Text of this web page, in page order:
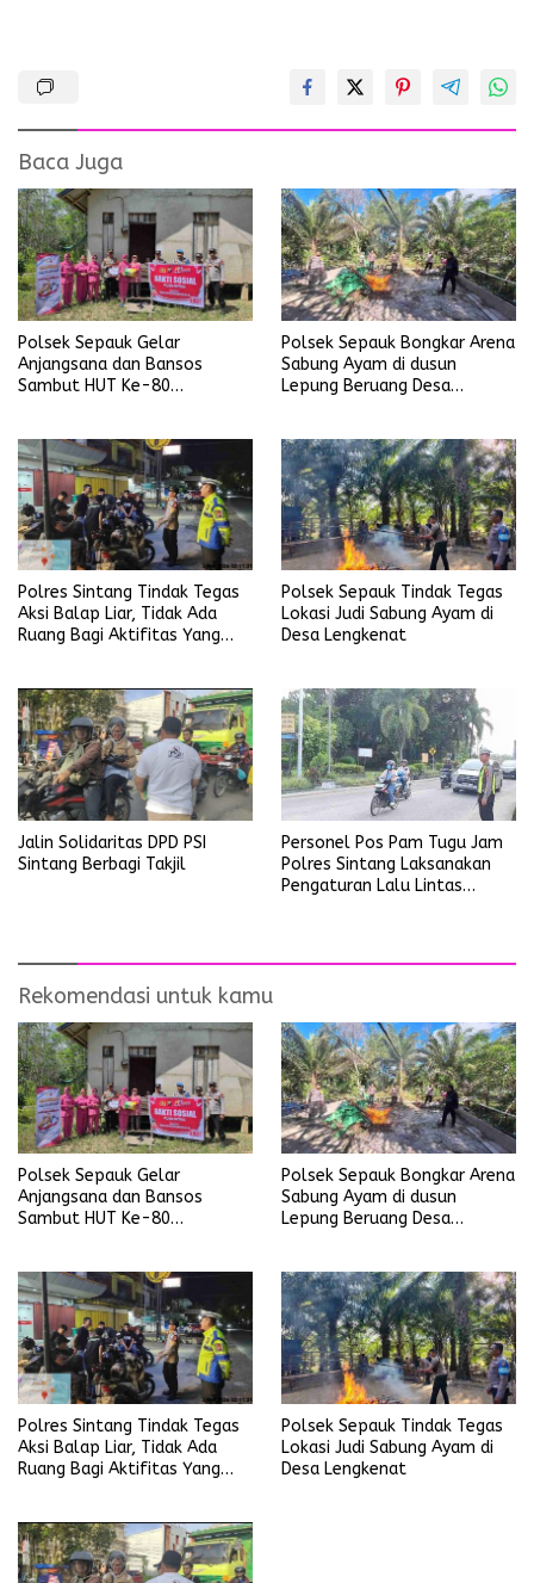
Baca Juga
Polsek Sepauk Gelar
Anjangsana dan Bansos
Sambut HUT Ke-80
Polsek Sepauk Bongkar Arena
Sabung Ayam di dusun
Lepung Beruang Desa
Polres Sintang Tindak Tegas
Aksi Balap Liar, Tidak Ada
Ruang Bagi Aktifitas Yang
Polsek Sepauk Tindak Tegas
Lokasi Judi Sabung Ayam di
Desa Lengkenat
Jalin Solidaritas DPD PSI
Sintang Berbagi Takjil
Personel Pos Pam Tugu Jam
Polres Sintang Laksanakan
Pengaturan Lalu Lintas
Rekomendasi untuk kamu
Polsek Sepauk Gelar
Anjangsana dan Bansos
Sambut HUT Ke-80
Polsek Sepauk Bongkar Arena
Sabung Ayam di dusun
Lepung Beruang Desa
Polres Sintang Tindak Tegas
Aksi Balap Liar, Tidak Ada
Ruang Bagi Aktifitas Yang
Polsek Sepauk Tindak Tegas
Lokasi Judi Sabung Ayam di
Desa Lengkenat